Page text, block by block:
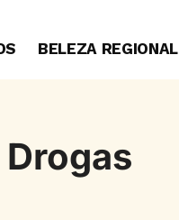
BELEZA REGIONAL